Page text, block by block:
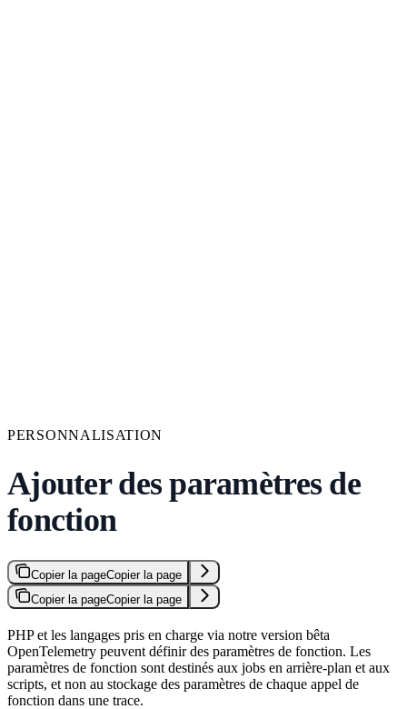
PERSONNALISATION
Ajouter des paramètres de
fonction
Copier la pageCopier la page
Copier la pageCopier la page
PHP et les langages pris en charge via notre version bêta
OpenTelemetry peuvent définir des paramètres de fonction. Les
paramètres de fonction sont destinés aux jobs en arrière-plan et aux
scripts, et non au stockage des paramètres de chaque appel de
fonction dans une trace.